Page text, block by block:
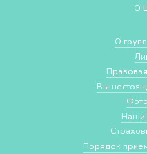
О
О
Наши
Порядок